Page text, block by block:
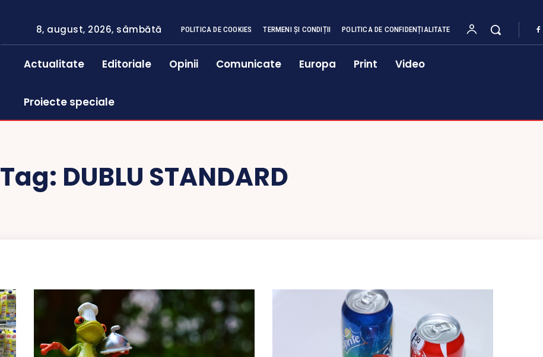
8, august, 2026, sâmbătă POLITICA DE COOKIES TERMENI ȘI CONDIȚII POLITICA DE CONFIDENȚIALITATE
Actualitate Editoriale Opinii Comunicate Europa Print Video
Proiecte speciale
Tag: DUBLU STANDARD